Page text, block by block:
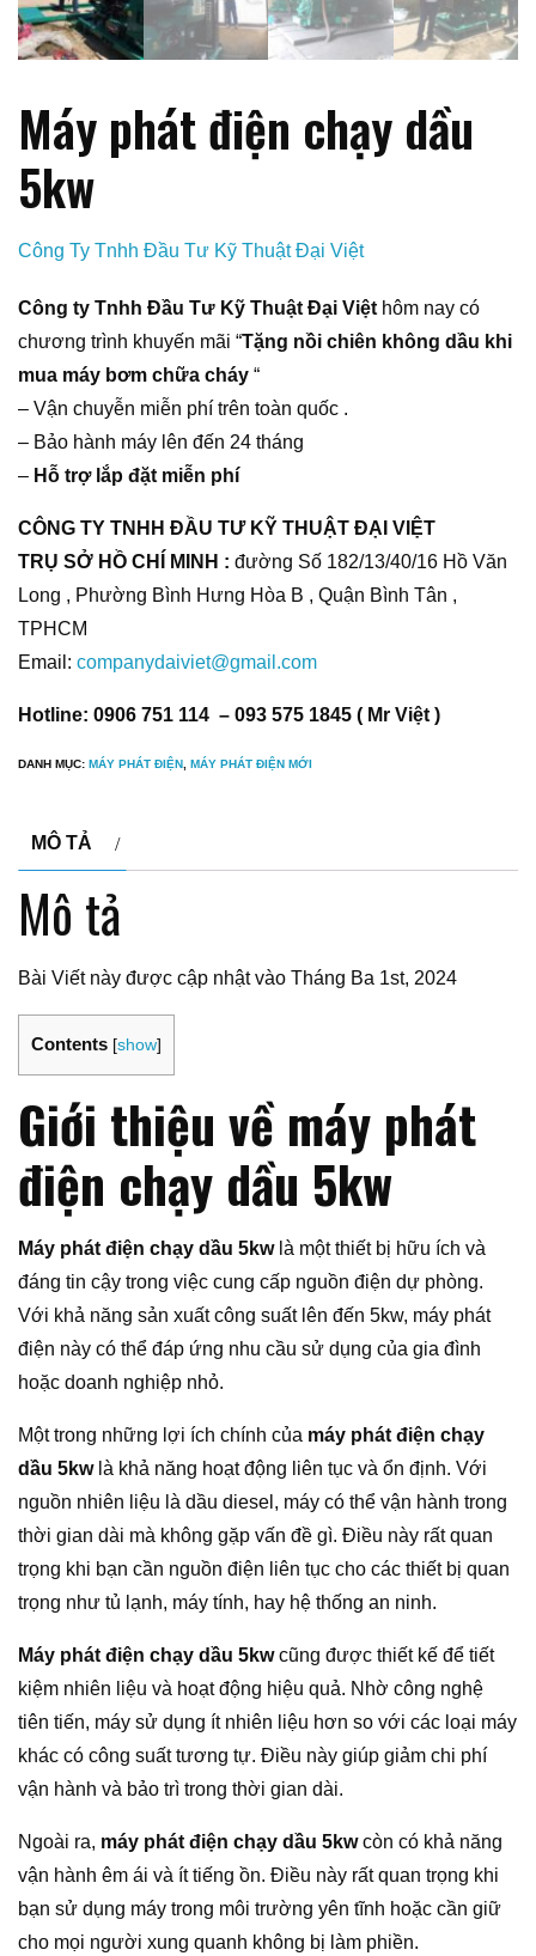
Máy phát điện chạy dầu
5kw
Công Ty Tnhh Đầu Tư Kỹ Thuật Đại Việt
Công ty Tnhh Đầu Tư Kỹ Thuật Đại Việt hôm nay có
chương trình khuyến mãi “Tặng nồi chiên không dầu khi
mua máy bơm chữa cháy “
– Vận chuyễn miễn phí trên toàn quốc .
– Bảo hành máy lên đến 24 tháng
– Hỗ trợ lắp đặt miễn phí
CÔNG TY TNHH ĐẦU TƯ KỸ THUẬT ĐẠI VIỆT
TRỤ SỞ HỒ CHÍ MINH : đường Số 182/13/40/16 Hồ Văn
Long , Phường Bình Hưng Hòa B , Quận Bình Tân ,
TPHCM
Email: companydaiviet@gmail.com
Hotline: 0906 751 114 – 093 575 1845 ( Mr Việt )
DANH MỤC: MÁY PHÁT ĐIỆN MÁY PHÁT ĐIỆN MỚI
MÔ TẢ
Mô tả
Bài Viết này được cập nhật vào Tháng Ba 1st, 2024
Contents [show]
Giới thiệu về máy phát
điện chạy dầu 5kw
Máy phát điện chạy dầu 5kwlà một thiết bị hữu ích và
đáng tin cậy trong việc cung cấp nguồn điện dự phòng.
Với khả năng sản xuất công suất lên đến 5kw, máy phát
điện này có thể đáp ứng nhu cầu sử dụng của gia đình
hoặc doanh nghiệp nhỏ.
Một trong những lợi ích chính của máy phát điện chạy
dầu 5kwlà khả năng hoạt động liên tục và ổn định. Với
nguồn nhiên liệu là dầu diesel, máy có thể vận hành trong
thời gian dài mà không gặp vấn đề gì. Điều này rất quan
trọng khi bạn cần nguồn điện liên tục cho các thiết bị quan
trọng như tủ lạnh, máy tính, hay hệ thống an ninh.
Máy phát điện chạy dầu 5kwcũng được thiết kế để tiết
kiệm nhiên liệu và hoạt động hiệu quả. Nhờ công nghệ
tiên tiến, máy sử dụng ít nhiên liệu hơn so với các loại máy
khác có công suất tương tự. Điều này giúp giảm chi phí
vận hành và bảo trì trong thời gian dài.
Ngoài ra, máy phát điện chạy dầu 5kwcòn có khả năng
vận hành êm ái và ít tiếng ồn. Điều này rất quan trọng khi
bạn sử dụng máy trong môi trường yên tĩnh hoặc cần giữ
cho mọi người xung quanh không bị làm phiền.